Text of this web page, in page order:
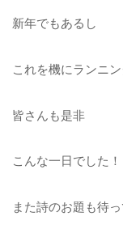
新年でもあるし
これを機にランニ
皆さんも是非
こんな一日でした！
また詩のお題も待っ